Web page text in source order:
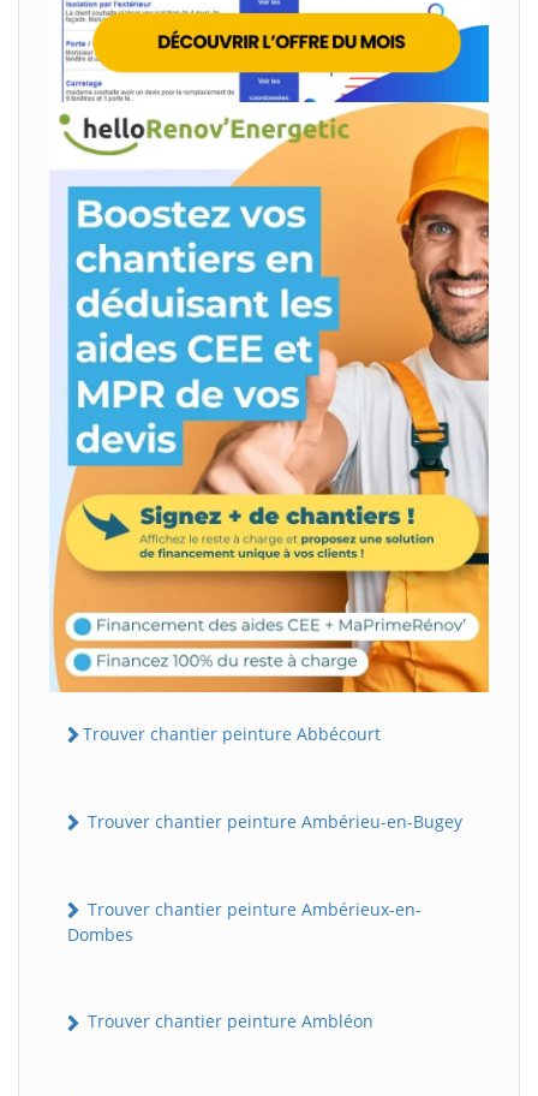
Trouver chantier peinture Abbécourt
Trouver chantier peinture Ambérieu-en-Bugey
Trouver chantier peinture Ambérieux-en-
Dombes
Trouver chantier peinture Ambléon